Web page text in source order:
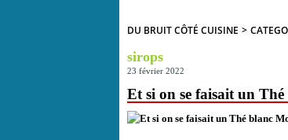
DU BRUIT CÔTÉ CUISINE >
sirops
23 février 2022
Et si on se faisait un